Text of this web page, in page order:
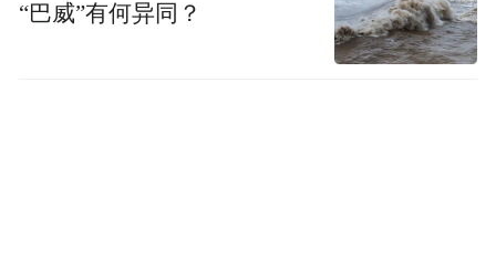
“巴威”有何异同？